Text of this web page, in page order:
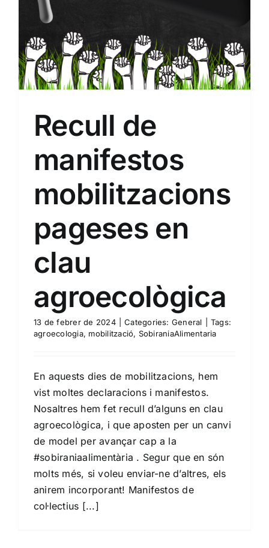
Recull de
manifestos
mobilitzacions
pageses en
clau
agroecològica
13 de febrer de 2024 Categories: General
Tags:
agroecologia, mobilització, SobiraniaAlimentaria
En aquests dies de mobilitzacions, hem
vist moltes declaracions i manifestos.
Nosaltres hem fet recull d’alguns en clau
agroecològica, i que aposten per un canvi
de model per avançar cap a la
#sobiraniaalimentària . Segur que en són
molts més, si voleu enviar-ne d’altres, els
anirem incorporant! Manifestos de
col·lectius [...]